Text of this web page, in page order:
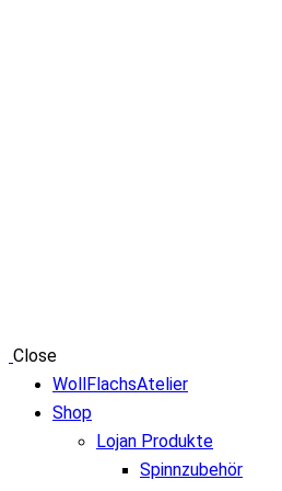
Close
WollFlachsAtelier
Shop
Lojan Produkte
Spinnzubehör